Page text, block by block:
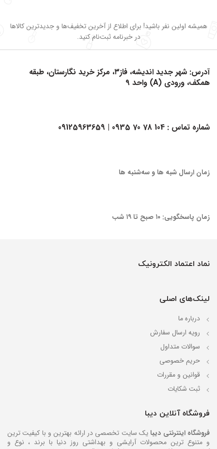
همیشه اولین نفر باشید! برای اطلاع از آخرین تخفیف‌ها و جدیدترین کالاها
در خبرنامه ثبت‌نام کنید.
آدرس: شهر جدید اندیشه، فاز۳، مرکز خرید نگارستان، طبقه
همکف، ورودی (A) واحد ۹
شماره تماس : | 09125963659
زمان ارسال شبه ها و سه‌شنبه ها
زمان پاسخگویی: ۱۰ صبح تا ۱۹ شب
نماد اعتماد الکترونیک
لینک‌های اصلی
درباره ما
رویه ارسال سفارش
سوالات متداول
حریم خصوصی
قوانین و مقررات
ثبت شکایات
فروشگاه آنلاین دیبا
فروشگاه اینترنتی دیبا یک سایت تخصصی در ارائه بهترین و با کیفیت ترین
و متنوع ترین محصولات آرایشی و بهداشتی روز دنیا با برند ، نوع و